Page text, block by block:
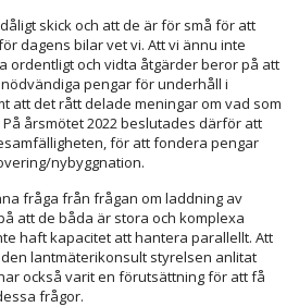
skick och att de är för små för att
dagens bilar vet vi. Att vi ännu inte
ordentligt och vidta åtgärder beror på att
pengar för underhåll i
att det rått delade meningar om vad som
årsmötet 2022 beslutades därför att
för att fondera pengar
nybyggnation.
fråga från frågan om laddning av
att de båda är stora och komplexa
haft kapacitet att hantera parallellt. Att
lantmäterikonsult styrelsen anlitat
också varit en förutsättning för att få
frågor.